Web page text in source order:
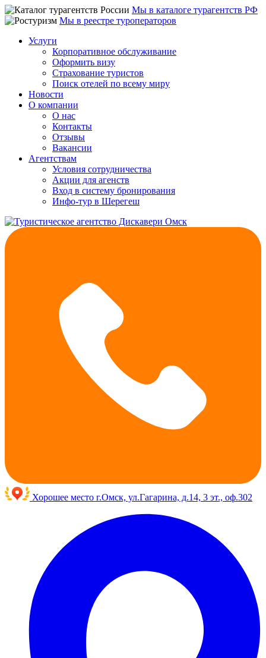
Мы в каталоге турагентств РФ
Мы в реестре туроператоров
Услуги
Корпоративное обслуживание
Оформить визу
Страхование туристов
Поиск отелей по всему миру
Новости
О компании
О нас
Контакты
Отзывы
Вакансии
Агентствам
Условия сотрудничества
Акции для агенств
Вход в систему бронирования
Инфо-тур в Шерегеш
Хорошее место г.Омск, ул.Гагарина, д.14, 3 эт., оф.302